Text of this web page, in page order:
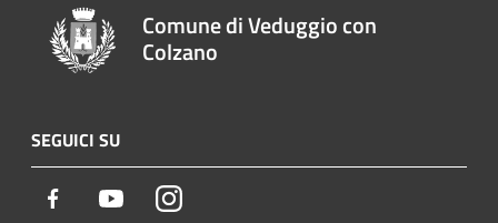
Comune di Veduggio con
Colzano
SEGUICI SU
Facebook YoutubeInstagram